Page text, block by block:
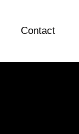
Contact